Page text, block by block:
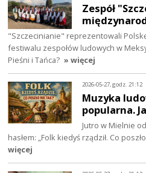
Zespół
"Szczecinianie" reprezentowali
festiwalu zespołów ludowych w
Pieśni i Tańca? » więcej
2026-05-27, godz. 21:12
Muzyka
popularna.
Jutro w Mielnie
hasłem: „Folk kiedyś rządził. Co
więcej